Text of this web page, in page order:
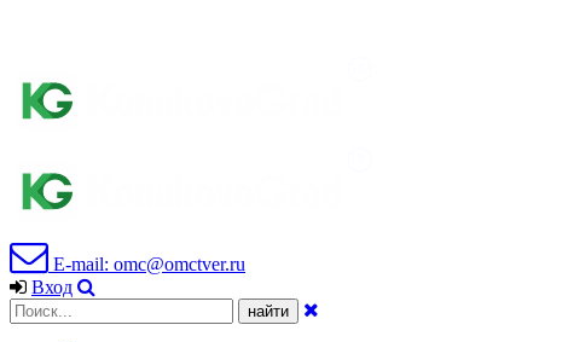
E-mail: omc@omctver.ru
Вход